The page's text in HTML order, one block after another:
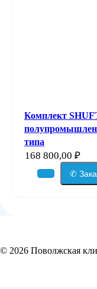
Комплект
типа
168 800,00 ₽
✆
© 2026 Поволжская